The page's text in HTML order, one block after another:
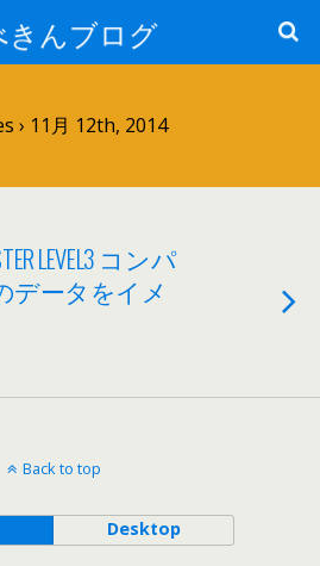
きんブログ
› 11月 12th, 2014
LEVEL3 コンパ
データをイメ
Back to top
Desktop